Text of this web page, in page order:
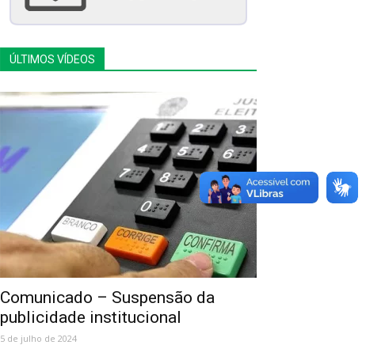
ÚLTIMOS VÍDEOS
Comunicado – Suspensão da
publicidade institucional
5 de julho de 2024